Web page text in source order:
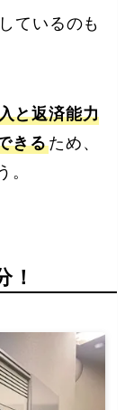
ているのも
と返済能力
きるため、
。
！